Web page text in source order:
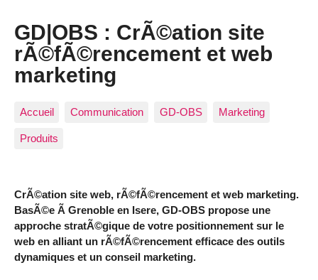
GD|OBS : CrÃ©ation site
rÃ©fÃ©rencement et web
marketing
Accueil Communication GD-OBS Marketing
Produits
CrÃ©ation site web, rÃ©fÃ©rencement et web marketing.
BasÃ©e Ã Grenoble en Isere, GD-OBS propose une
approche stratÃ©gique de votre positionnement sur le
web en alliant un rÃ©fÃ©rencement efficace des outils
dynamiques et un conseil marketing.